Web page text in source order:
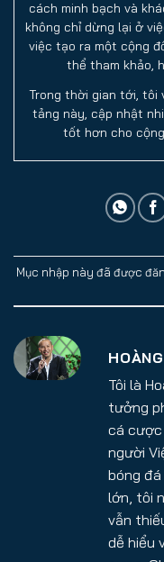
cách minh bạch và
không chỉ dừng lại ở
việc tạo ra một cộng
thể tham khảo,
Trong thời gian tới, tôi
tảng này, cập nhật
tốt hơn cho
Mục nhập này đã được
Tôi là
tưởng
cá cược
người
bóng
lớn, tôi
vẫn
dễ hiểu